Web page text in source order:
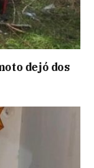
dejó dos